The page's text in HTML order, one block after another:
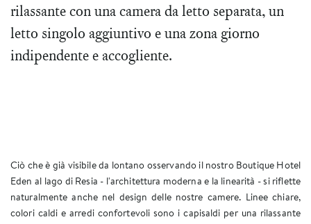
rilassante con una camera da letto separata, un
letto singolo aggiuntivo e una zona giorno
indipendente e accogliente.
Ciò che è già visibile da lontano osservando il nostro Boutique Hotel
Eden al lago di Resia - l'architettura moderna e la linearità - si riflette
naturalmente anche nel design delle nostre camere. Linee chiare,
colori caldi e arredi confortevoli sono i capisaldi per una rilassante